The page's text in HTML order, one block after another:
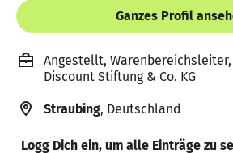
Ganzes Profil
Angestellt,
Discount Stiftung & Co. KG
Straubing, Deutschland
Logg Dich ein, um alle Einträge zu